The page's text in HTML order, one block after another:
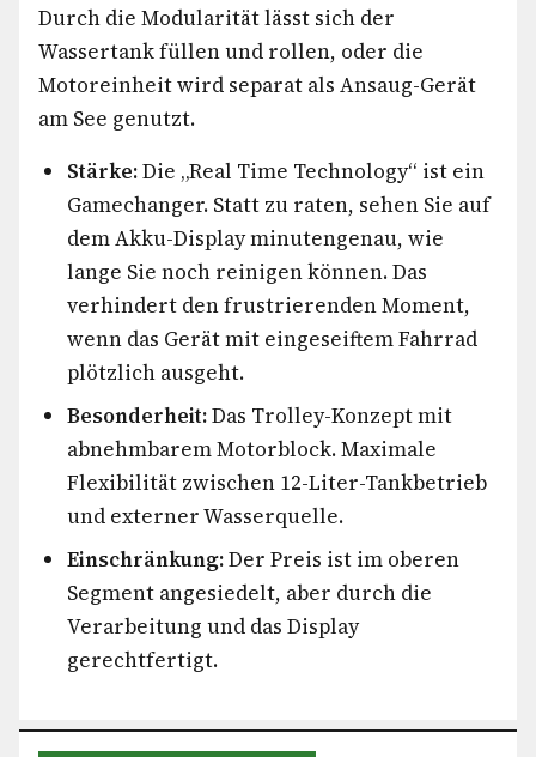
Durch die Modularität lässt sich der
Wassertank füllen und rollen, oder die
Motoreinheit wird separat als Ansaug-Gerät
am See genutzt.
Stärke:Die „Real Time Technology“ ist ein
Gamechanger. Statt zu raten, sehen Sie auf
dem Akku-Display minutengenau, wie
lange Sie noch reinigen können. Das
verhindert den frustrierenden Moment,
wenn das Gerät mit eingeseiftem Fahrrad
plötzlich ausgeht.
Besonderheit:Das Trolley-Konzept mit
abnehmbarem Motorblock. Maximale
Flexibilität zwischen 12-Liter-Tankbetrieb
und externer Wasserquelle.
Einschränkung:Der Preis ist im oberen
Segment angesiedelt, aber durch die
Verarbeitung und das Display
gerechtfertigt.